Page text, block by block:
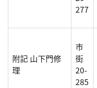
277
附記 山下門修
理
市
街
20-
285